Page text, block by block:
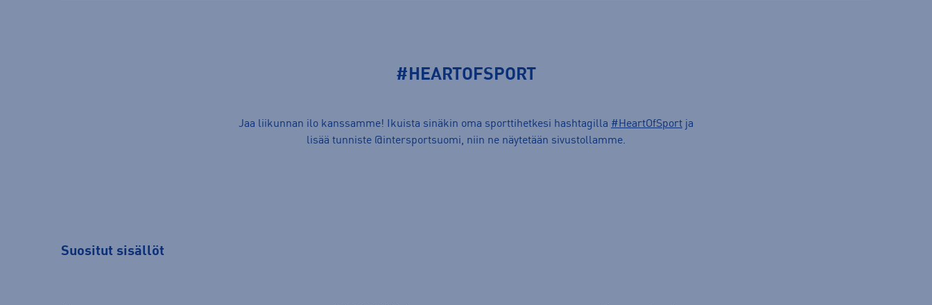
#HEARTOFSPORT
Jaa liikunnan ilo kanssamme! Ikuista sinäkin oma sporttihetkesi hashtagilla #HeartOfSport ja
lisää tunniste @intersportsuomi, niin ne näytetään sivustollamme.
Suositut sisällöt